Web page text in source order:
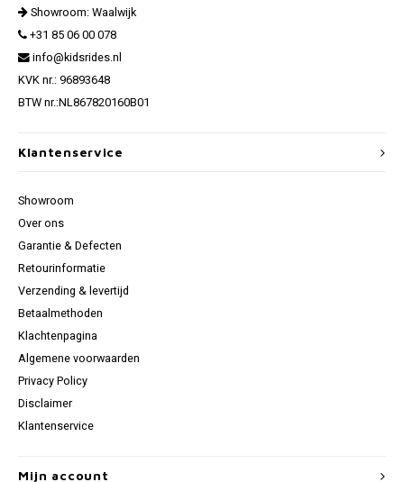
Showroom: Waalwijk
+31 85 06 00 078
info@kidsrides.nl
KVK nr.: 96893648
BTW nr.:NL867820160B01
Klantenservice
Showroom
Over ons
Garantie & Defecten
Retourinformatie
Verzending & levertijd
Betaalmethoden
Klachtenpagina
Algemene voorwaarden
Privacy Policy
Disclaimer
Klantenservice
Mijn account